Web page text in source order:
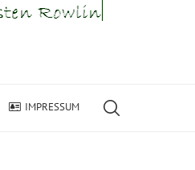
IMPRESSUM